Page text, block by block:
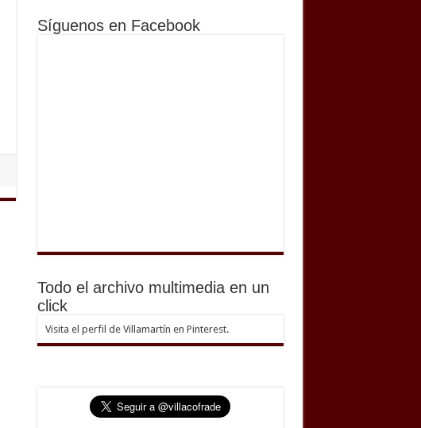
Síguenos en Facebook
Todo el archivo multimedia en un
click
Visita el perfil de Villamartín en Pinterest.